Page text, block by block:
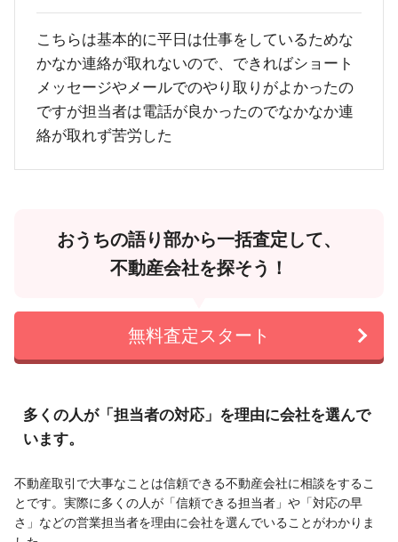
こちらは基本的に平日は仕事をしているためな
かなか連絡が取れないので、できればショート
メッセージやメールでのやり取りがよかったの
ですが担当者は電話が良かったのでなかなか連
絡が取れず苦労した
おうちの語り部から一括査定して、
不動産会社を探そう！
無料査定スタート
多くの人が「担当者の対応」を理由に会社を選んで
います。
不動産取引で大事なことは信頼できる不動産会社に相談をするこ
とです。実際に多くの人が「信頼できる担当者」や「対応の早
さ」などの営業担当者を理由に会社を選んでいることがわかりま